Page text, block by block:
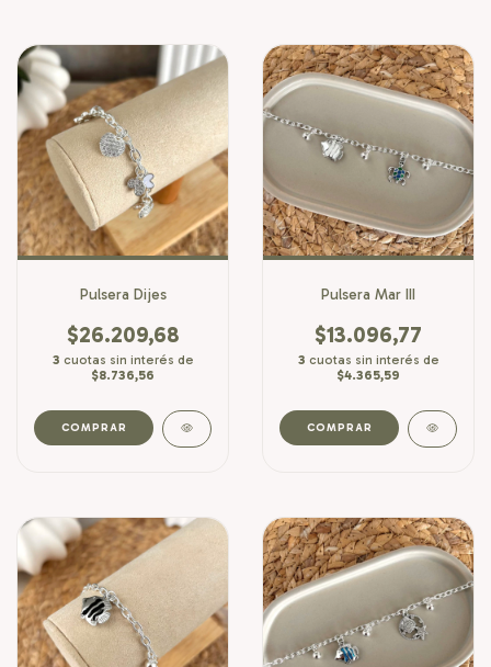
Pulsera Dijes
$26.209,68
3 cuotas sin interés de
$8.736,56
Pulsera Mar III
$13.096,77
3 cuotas sin interés de
$4.365,59